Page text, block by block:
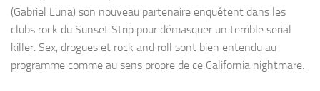
(Gabriel Luna) son nouveau partenaire enquêtent dans les
clubs rock du Sunset Strip pour démasquer un terrible serial
killer. Sex, drogues et rock and roll sont bien entendu au
programme comme au sens propre de ce California nightmare.